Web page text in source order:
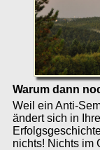
Warum dann
Weil ein Anti-
ändert sich in
nichts! Nichts im